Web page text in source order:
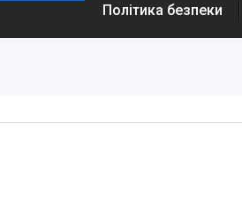
Політика безпеки